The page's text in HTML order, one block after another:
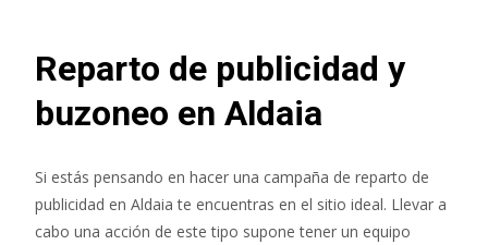
Reparto de publicidad y
buzoneo en Aldaia
Si estás pensando en hacer una campaña de reparto de
publicidad en Aldaia te encuentras en el sitio ideal. Llevar a
cabo una acción de este tipo supone tener un equipo